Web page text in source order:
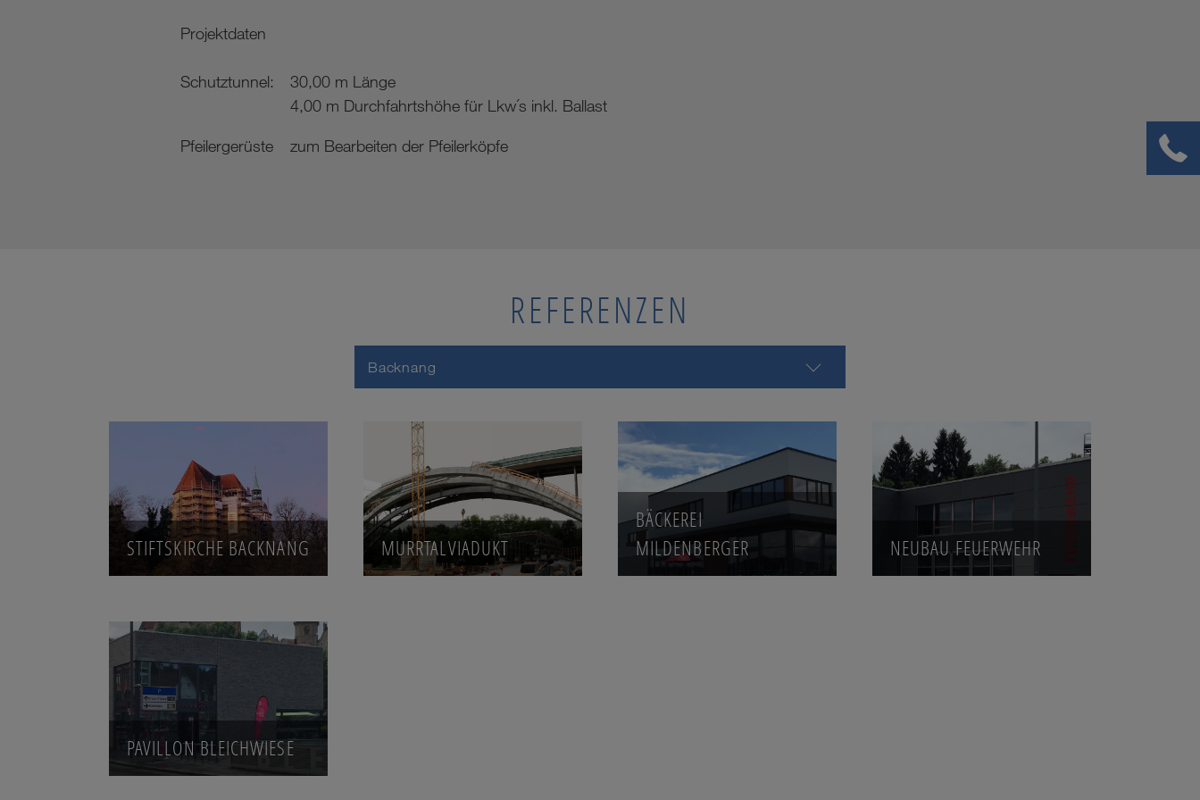
Projektdaten
Schutztunnel:
30,00 m Länge
4,00 m Durchfahrtshöhe für Lkw´s inkl. Ballast
Pfeilergerüste zum Bearbeiten der Pfeilerköpfe
REFERENZEN
Backnang
STIFTSKIRCHE BACKNANG MURRTALVIADUKT
BÄCKEREI
MILDENBERGER
NEUBAU FEUERWEHR
PAVILLON BLEICHWIESE